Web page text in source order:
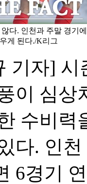
다. 인천과 주말 경기
게 된다./K리그
기자]
이 심상
수비력
다. 인
6경기